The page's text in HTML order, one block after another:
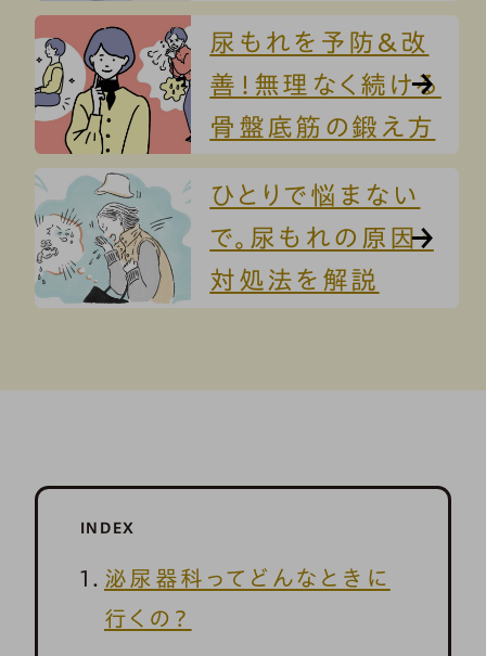
尿もれを予防＆改
善！無理なく続ける
骨盤底筋の鍛え方
ひとりで悩まない
で。尿もれの原因・
対処法を解説
INDEX
泌尿器科ってどんなときに
行くの？